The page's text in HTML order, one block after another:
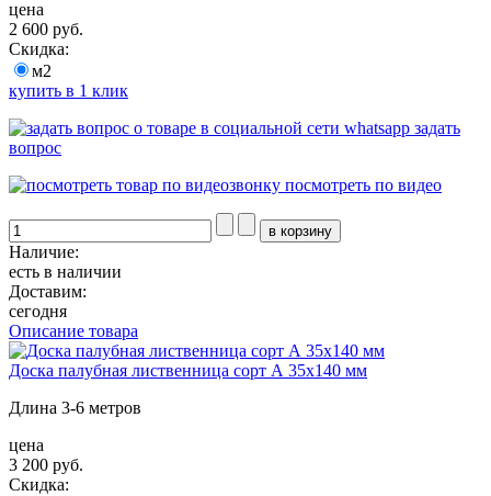
цена
2 600 руб.
Скидка:
м2
купить в 1 клик
задать
вопрос
посмотреть по видео
Наличие:
есть в наличии
Доставим:
сегодня
Описание товара
Доска палубная лиственница сорт А 35х140 мм
Длина 3-6 метров
цена
3 200 руб.
Скидка: